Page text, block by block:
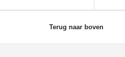
Terug naar boven